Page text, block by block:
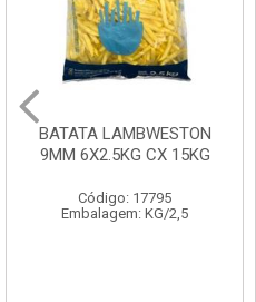
BATATA LAMBWESTON
9MM 6X2.5KG CX 15KG
Código: 17795
Embalagem: KG/2,5